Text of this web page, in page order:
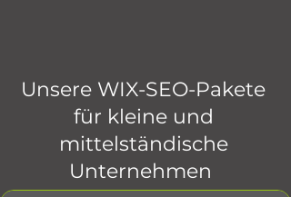
Unsere WIX-SEO-Pakete
für kleine und
mittelständische
Unternehmen